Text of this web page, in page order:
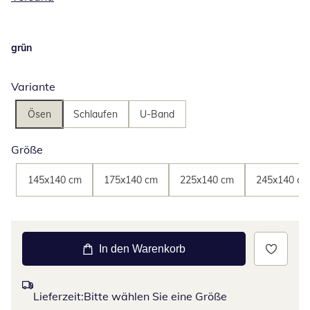
grün
Variante
Ösen Schlaufen U-Band
Größe
145x140 cm 175x140 cm 225x140 cm 245x140 cm
In den Warenkorb
Lieferzeit:Bitte wählen Sie eine Größe